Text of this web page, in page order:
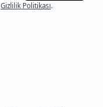
Gizlilik Politikası.